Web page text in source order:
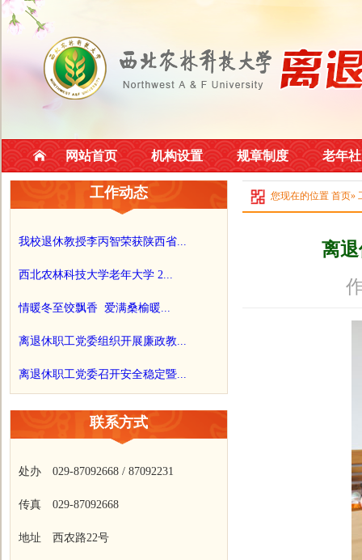
网站首页 机构设置 规章制度 老年
工作动态
我校退休教授李丙智荣获陕西省...
西北农林科技大学老年大学 2...
情暖冬至饺飘香 爱满桑榆暖...
离退休职工党委组织开展廉政教...
离退休职工党委召开安全稳定暨...
联系方式
处办 029-87092668 / 87092231
传真 029-87092668
地址 西农路22号
您现在的位置 首页»
离